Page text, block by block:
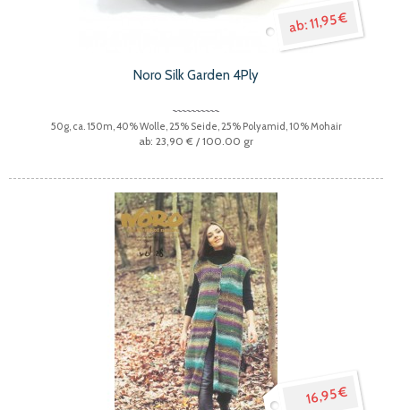
11,95 €
Noro Silk Garden 4Ply
50g, ca. 150m, 40% Wolle, 25% Seide, 25% Polyamid, 10% Mohair
23,90 € / 100.00 gr
16,95 €